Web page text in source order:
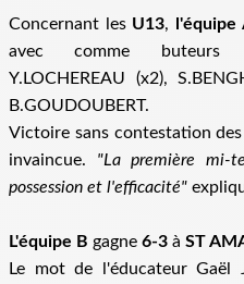
Concernant les U13, l'équipe
avec comme buteurs
Y.LOCHEREAU (x2),
B.GOUDOUBERT.
Victoire sans contestation
invaincue. "La première mi-
possession et l'efficacité"
L'équipe B gagne 6-3 à ST
Le mot de l'éducateur Gaël